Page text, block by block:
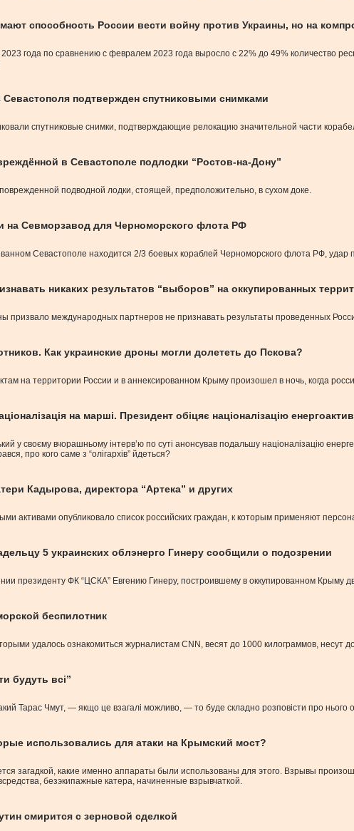
способность России вести войну против Украины, но на
года по сравнению с февралем 2023 года выросло с 22% до 49% количество
Севастополя подтвержден спутниковыми снимками
спутниковые снимки, подтверждающие релокацию значительной части
в Севастополе подлодки “Ростов-на-Дону”
подводной лодки, стоящей, предположительно, в сухом доке.
на Севморзавод для Черноморского флота РФ
Севастополе находится 2/3 боевых кораблей Черноморского флота РФ,
никаких результатов “выборов” на оккупированных
призвало международных партнеров не признавать результаты проведенных
Как украинские дроны могли долететь до Пскова?
на территории России и в аннексированном Крыму произошел в ночь, когда
на марші. Президент обіцяє націоналізацію
у своєму вчорашньому інтервʼю по суті анонсував подальшу націоналізацію
про кого саме з “олігархів” йдеться?
Кадырова, директора “Артека” и других
активами опубликовало список российских граждан, к которым применяют
5 украинских облэнерго Гинеру сообщили о подозрении
президенту ФК “ЦСКА” Евгению Гинеру, построившему в оккупированном Крыму
беспилотник
удалось ознакомиться журналистам CNN, весят до 1000 килограммов, несут
будуть всі”
Тарас Чмут, — якщо це взагалі можливо, — то буде складно розповісти про нього
использовались для атаки на Крымский мост?
загадкой, какие именно аппараты были использованы для этого. Взрывы
безэкипажные катера, начиненные взрывчаткой.
смирится с зерновой сделкой